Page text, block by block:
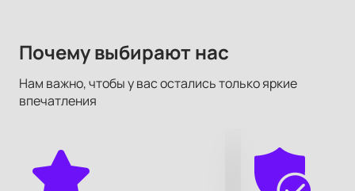
Почему выбирают нас
Нам важно, чтобы у вас остались только яркие
впечатления